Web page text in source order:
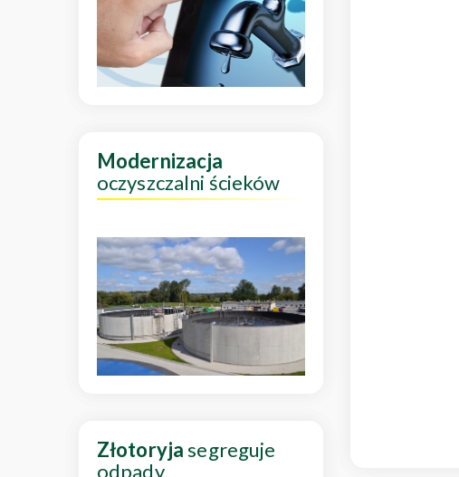
Modernizacja
oczyszczalni ścieków
Złotoryjasegreguje
odpady